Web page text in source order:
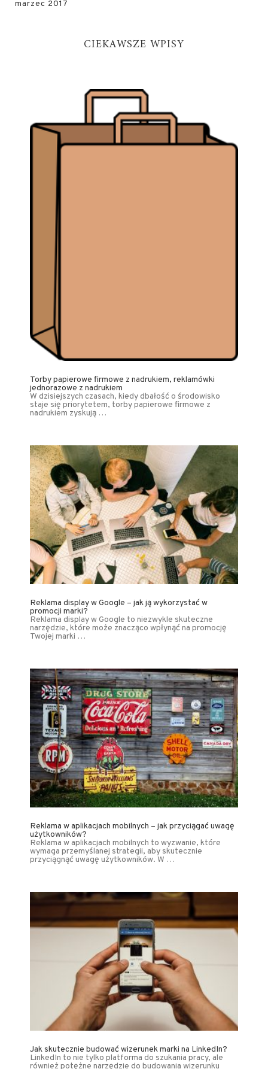
marzec 2017
CIEKAWSZE WPISY
Torby papierowe firmowe z nadrukiem, reklamówki
jednorazowe z nadrukiem
W dzisiejszych czasach, kiedy dbałość o środowisko
staje się priorytetem, torby papierowe firmowe z
nadrukiem zyskują …
Reklama display w Google – jak ją wykorzystać w
promocji marki?
Reklama display w Google to niezwykle skuteczne
narzędzie, które może znacząco wpłynąć na promocję
Twojej marki …
Reklama w aplikacjach mobilnych – jak przyciągać uwagę
użytkowników?
Reklama w aplikacjach mobilnych to wyzwanie, które
wymaga przemyślanej strategii, aby skutecznie
przyciągnąć uwagę użytkowników. W …
Jak skutecznie budować wizerunek marki na LinkedIn?
LinkedIn to nie tylko platforma do szukania pracy, ale
również potężne narzędzie do budowania wizerunku